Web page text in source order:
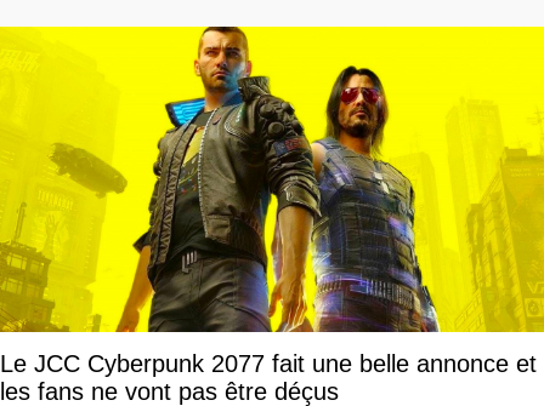
Le JCC Cyberpunk 2077 fait une belle annonce et
les fans ne vont pas être déçus